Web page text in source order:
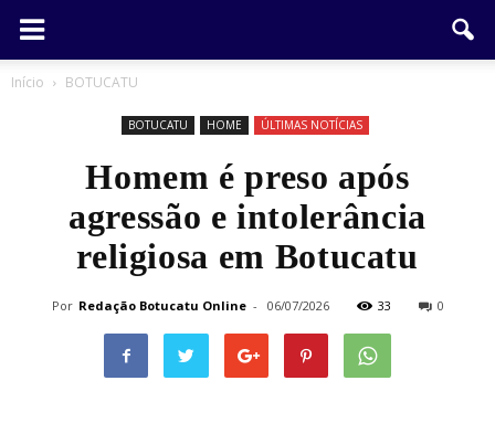
Início BOTUCATU
BOTUCATU HOME ÚLTIMAS NOTÍCIAS
Homem é preso após
agressão e intolerância
religiosa em Botucatu
Por Redação Botucatu Online - 06/07/2026 33 0